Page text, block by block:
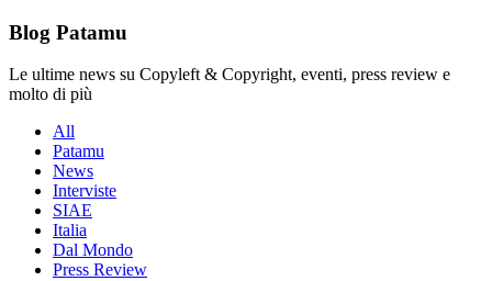
Blog Patamu
Le ultime news su Copyleft & Copyright, eventi, press review e
molto di più
All
Patamu
News
Interviste
SIAE
Italia
Dal Mondo
Press Review